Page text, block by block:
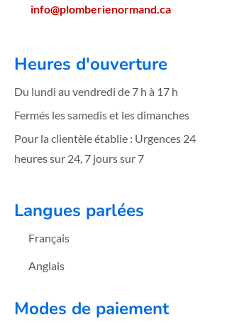
info@plomberienormand.ca
Heures d'ouverture
Du lundi au vendredi de 7 h à 17 h
Fermés les samedis et les dimanches
Pour la clientèle établie : Urgences 24
heures sur 24, 7 jours sur 7
Langues parlées
Français
Anglais
Modes de paiement